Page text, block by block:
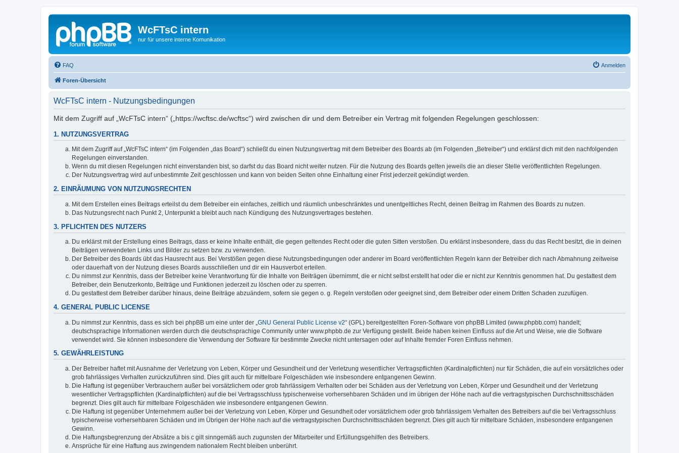
WcFTsC intern
nur für unsere interne Komunikation
FAQ Anmelden
Foren-Übersicht
WcFTsC intern - Nutzungsbedingungen
Mit dem Zugriff auf „WcFTsC intern“ („https://wcftsc.de/wcftsc“) wird zwischen dir und dem Betreiber ein Vertrag mit folgenden Regelungen geschlossen:
1. NUTZUNGSVERTRAG
Mit dem Zugriff auf „WcFTsC intern“ (im Folgenden „das Board“) schließt du einen Nutzungsvertrag mit dem Betreiber des Boards ab (im Folgenden „Betreiber“) und erklärst dich mit den nachfolgenden
Regelungen einverstanden.
Wenn du mit diesen Regelungen nicht einverstanden bist, so darfst du das Board nicht weiter nutzen. Für die Nutzung des Boards gelten jeweils die an dieser Stelle veröffentlichten Regelungen.
Der Nutzungsvertrag wird auf unbestimmte Zeit geschlossen und kann von beiden Seiten ohne Einhaltung einer Frist jederzeit gekündigt werden.
2. EINRÄUMUNG VON NUTZUNGSRECHTEN
Mit dem Erstellen eines Beitrags erteilst du dem Betreiber ein einfaches, zeitlich und räumlich unbeschränktes und unentgeltliches Recht, deinen Beitrag im Rahmen des Boards zu nutzen.
Das Nutzungsrecht nach Punkt 2, Unterpunkt a bleibt auch nach Kündigung des Nutzungsvertrages bestehen.
3. PFLICHTEN DES NUTZERS
Du erklärst mit der Erstellung eines Beitrags, dass er keine Inhalte enthält, die gegen geltendes Recht oder die guten Sitten verstoßen. Du erklärst insbesondere, dass du das Recht besitzt, die in deinen
Beiträgen verwendeten Links und Bilder zu setzen bzw. zu verwenden.
Der Betreiber des Boards übt das Hausrecht aus. Bei Verstößen gegen diese Nutzungsbedingungen oder anderer im Board veröffentlichten Regeln kann der Betreiber dich nach Abmahnung zeitweise
oder dauerhaft von der Nutzung dieses Boards ausschließen und dir ein Hausverbot erteilen.
Du nimmst zur Kenntnis, dass der Betreiber keine Verantwortung für die Inhalte von Beiträgen übernimmt, die er nicht selbst erstellt hat oder die er nicht zur Kenntnis genommen hat. Du gestattest dem
Betreiber, dein Benutzerkonto, Beiträge und Funktionen jederzeit zu löschen oder zu sperren.
Du gestattest dem Betreiber darüber hinaus, deine Beiträge abzuändern, sofern sie gegen o. g. Regeln verstoßen oder geeignet sind, dem Betreiber oder einem Dritten Schaden zuzufügen.
4. GENERAL PUBLIC LICENSE
Du nimmst zur Kenntnis, dass es sich bei phpBB um eine unter der „ GNU General Public License v2“ (GPL) bereitgestellten Foren-Software von phpBB Limited (www.phpbb.com) handelt;
deutschsprachige Informationen werden durch die deutschsprachige Community unter www.phpbb.de zur Verfügung gestellt. Beide haben keinen Einfluss auf die Art und Weise, wie die Software
verwendet wird. Sie können insbesondere die Verwendung der Software für bestimmte Zwecke nicht untersagen oder auf Inhalte fremder Foren Einfluss nehmen.
5. GEWÄHRLEISTUNG
Der Betreiber haftet mit Ausnahme der Verletzung von Leben, Körper und Gesundheit und der Verletzung wesentlicher Vertragspflichten (Kardinalpflichten) nur für Schäden, die auf ein vorsätzliches oder
grob fahrlässiges Verhalten zurückzuführen sind. Dies gilt auch für mittelbare Folgeschäden wie insbesondere entgangenen Gewinn.
Die Haftung ist gegenüber Verbrauchern außer bei vorsätzlichem oder grob fahrlässigem Verhalten oder bei Schäden aus der Verletzung von Leben, Körper und Gesundheit und der Verletzung
wesentlicher Vertragspflichten (Kardinalpflichten) auf die bei Vertragsschluss typischerweise vorhersehbaren Schäden und im übrigen der Höhe nach auf die vertragstypischen Durchschnittsschäden
begrenzt. Dies gilt auch für mittelbare Folgeschäden wie insbesondere entgangenen Gewinn.
Die Haftung ist gegenüber Unternehmern außer bei der Verletzung von Leben, Körper und Gesundheit oder vorsätzlichem oder grob fahrlässigem Verhalten des Betreibers auf die bei Vertragsschluss
typischerweise vorhersehbaren Schäden und im Übrigen der Höhe nach auf die vertragstypischen Durchschnittsschäden begrenzt. Dies gilt auch für mittelbare Schäden, insbesondere entgangenen
Gewinn.
Die Haftungsbegrenzung der Absätze a bis c gilt sinngemäß auch zugunsten der Mitarbeiter und Erfüllungsgehilfen des Betreibers.
Ansprüche für eine Haftung aus zwingendem nationalem Recht bleiben unberührt.